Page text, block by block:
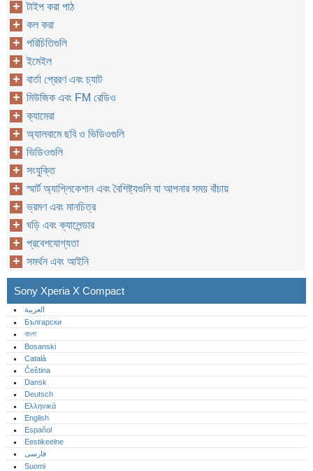
টাইপ করা পাঠ
কল করা
পরিচিতিগুলি
ইমেইল
বার্তা প্রেরণ এবং চ্যাট
মিউজিক এবং FM রেডিও
ক্যামেরা
অ্যালবামে ছবি ও ভিডিওগুলি
ভিডিওগুলি
সংযুক্তি
স্মার্ট অ্যাপ্লিকেশান এবং বৈশিষ্ট্যগুলি যা আপনার সময় বাঁচায়
ভ্রমণ এবং মানচিত্র
ঘড়ি এবং ক্যালেন্ডার
প্রবেশযোগ্যতা
সমর্থন এবং আইনি
Sony Xperia X Compact
العربية
Български
বাংলা
Bosanski
Català
Čeština
Dansk
Deutsch
Ελληνικά
English
Español
Eestikeelne
فارسی
Suomi